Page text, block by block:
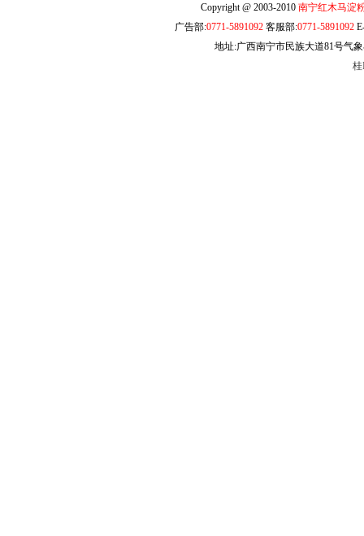
Copyright @ 2003-2010 南宁红木马淀
广告部:0771-5891092客服部:0771-5891092
地址:广西南宁市民族大道81号气
桂